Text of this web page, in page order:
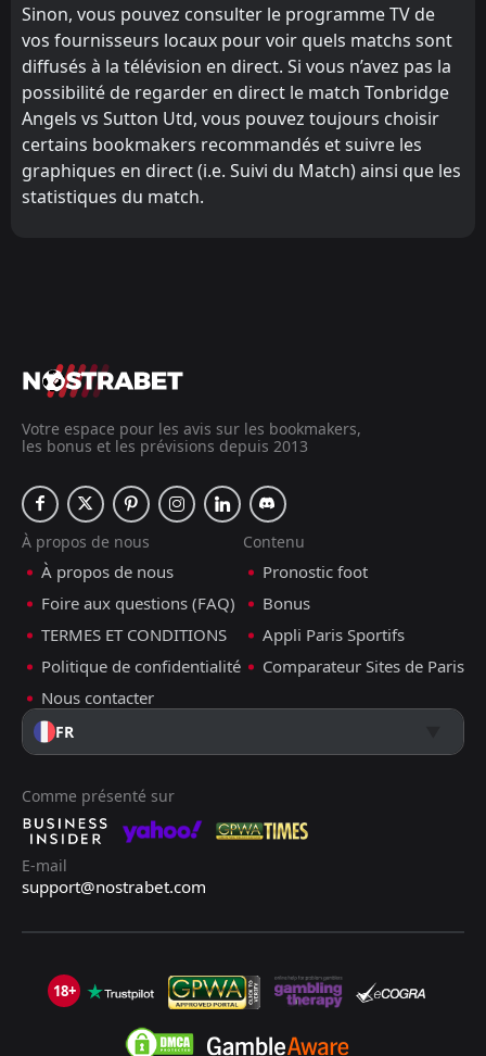
Sinon, vous pouvez consulter le programme TV de
vos fournisseurs locaux pour voir quels matchs sont
diffusés à la télévision en direct. Si vous n’avez pas la
possibilité de regarder en direct le match Tonbridge
Angels vs Sutton Utd, vous pouvez toujours choisir
certains bookmakers recommandés et suivre les
graphiques en direct (i.e. Suivi du Match) ainsi que les
statistiques du match.
Votre espace pour les avis sur les bookmakers,
les bonus et les prévisions depuis 2013
À propos de nous
À propos de nous
Foire aux questions (FAQ)
TERMES ET CONDITIONS
Politique de confidentialité
Nous contacter
Contenu
Pronostic foot
Bonus
Appli Paris Sportifs
Comparateur Sites de Paris
FR
Comme présenté sur
E-mail
support@nostrabet.com
18+